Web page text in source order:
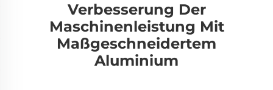
Verbesserung Der
Maschinenleistung Mit
Maßgeschneidertem
Aluminium